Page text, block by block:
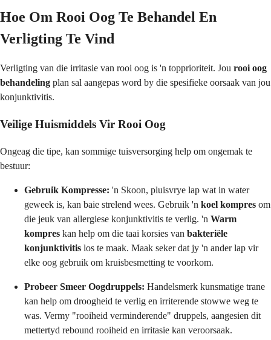
Hoe Om Rooi Oog Te Behandel En
Verligting Te Vind
Verligting van die irritasie van rooi oog is 'n topprioriteit. Jou rooi oog
behandeling plan sal aangepas word by die spesifieke oorsaak van jou
konjunktivitis.
Veilige Huismiddels Vir Rooi Oog
Ongeag die tipe, kan sommige tuisversorging help om ongemak te
bestuur:
Gebruik Kompresse: 'n Skoon, pluisvrye lap wat in water
geweek is, kan baie strelend wees. Gebruik 'n koel kompres om
die jeuk van allergiese konjunktivitis te verlig. 'n Warm
kompres kan help om die taai korsies van bakteriële
konjunktivitis los te maak. Maak seker dat jy 'n ander lap vir
elke oog gebruik om kruisbesmetting te voorkom.
Probeer Smeer Oogdruppels: Handelsmerk kunsmatige trane
kan help om droogheid te verlig en irriterende stowwe weg te
was. Vermy "rooiheid verminderende" druppels, aangesien dit
mettertyd rebound rooiheid en irritasie kan veroorsaak.